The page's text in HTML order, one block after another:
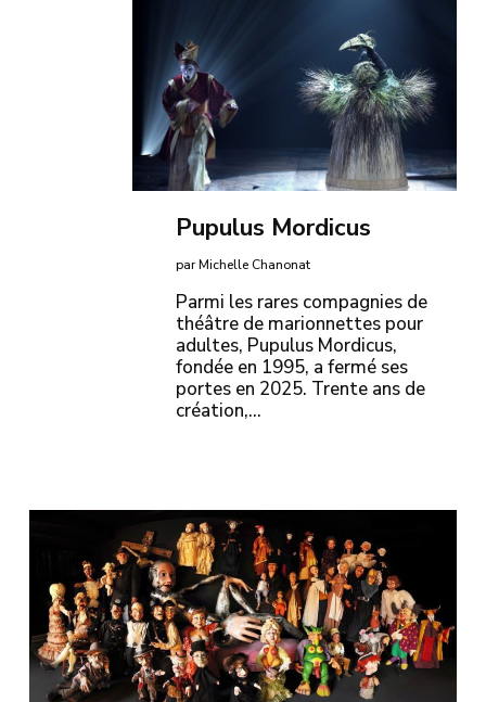
Pupulus Mordicus
par Michelle Chanonat
Parmi les rares compagnies de
théâtre de marionnettes pour
adultes, Pupulus Mordicus,
fondée en 1995, a fermé ses
portes en 2025. Trente ans de
création,…